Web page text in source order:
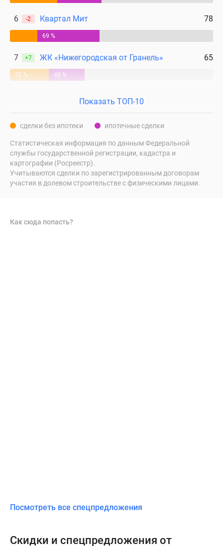
6 -2 Квартал Мит 78
69 %
7 +7 ЖК «Нижегородская от Гранель» 65
52 % 48 %
Показать ТОП-10
сделки без ипотеки ипотечные сделки
Статистическая информация по данным Федеральной
службы государственной регистрации, кадастра и
картографии (Росреестр).
Учитываются сделки по зарегистрированным договорам
участия в долевом строительстве с физическими лицами.
Как сюда попасть?
Посмотреть все спецпредложения
Скидки и спецпредложения от